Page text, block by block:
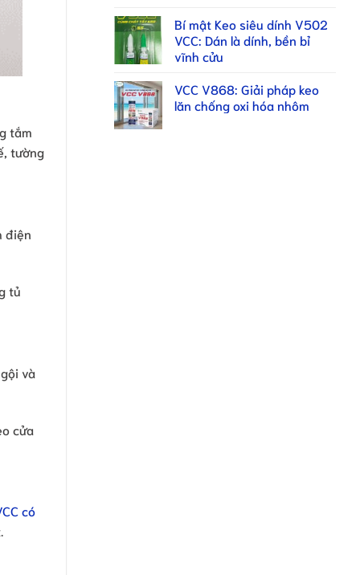
tắm
tường
điện
tủ
và
cửa
có
Bí mật Keo siêu dính V502
VCC: Dán là dính, bền bỉ
vĩnh cửu
VCC V868: Giải pháp keo
lăn chống oxi hóa nhôm